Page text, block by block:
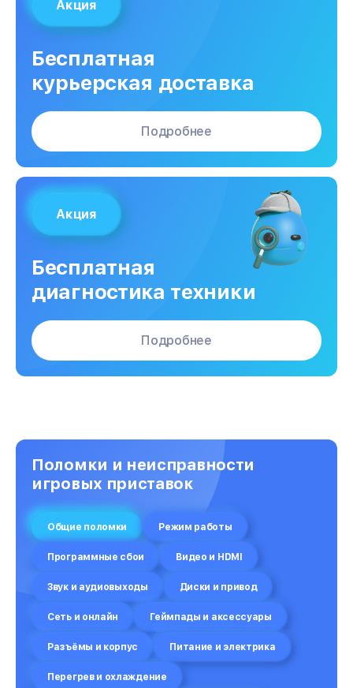
Акция
Бесплатная
курьерская доставка
Подробнее
Акция
Бесплатная
диагностика техники
Подробнее
Поломки и неисправности
игровых приставок
Общие поломки Режим работы
Программные сбои Видео и HDMI
Звук и аудиовыходы Диски и привод
Сеть и онлайн Геймпады и аксессуары
Разъёмы и корпус Питание и электрика
Перегрев и охлаждение